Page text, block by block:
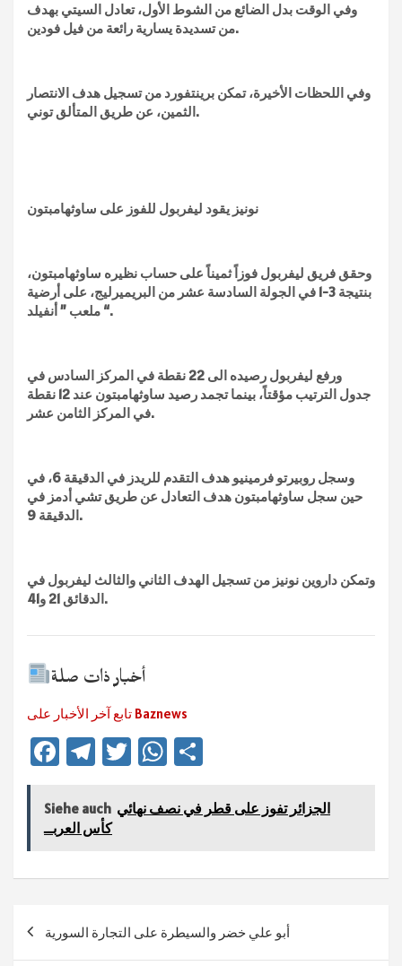
وفي الوقت بدل الضائع من الشوط الأول، تعادل السيتي بهدف
من تسديدة يسارية رائعة من فيل فودين.
وفي اللحظات الأخيرة، تمكن برينتفورد من تسجيل هدف الانتصار
الثمين، عن طريق المتألق توني.
نونيز يقود ليفربول للفوز على ساوثهامبتون
وحقق فريق ليفربول فوزاً ثميناً على حساب نظيره ساوثهامبتون،
بنتيجة 3-1 في الجولة السادسة عشر من البريميرليج، على أرضية
ملعب ” أنفيلد “.
ورفع ليفربول رصيده الى 22 نقطة في المركز السادس في
جدول الترتيب مؤقتاً، بينما تجمد رصيد ساوثهامبتون عند 12 نقطة
في المركز الثامن عشر.
وسجل روبيرتو فرمينيو هدف التقدم للريدز في الدقيقة 6، في
حين سجل ساوثهامبتون هدف التعادل عن طريق تشي أدمز في
الدقيقة 9.
وتمكن داروين نونيز من تسجيل الهدف الثاني والثالث ليفربول في
الدقائق 21 و41.
أخبار ذات صلة
تابع آخر الأخبار على Baznews
Fa
b
o
Te
gr
a
T
tt
W
at n
Siehe auch الجزائر تفوز على قطر في نصف نهائي
كأس العربــ
أبو علي خضر والسيطرة على التجارة السورية